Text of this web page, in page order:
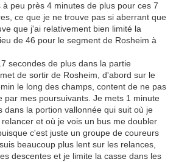
peu près 4 minutes de plus pour ces 7
ce que je ne trouve pas si aberrant que
que j'ai relativement bien limité la
de 46 pour le segment de Rosheim à
secondes de plus dans la partie
de sortir de Rosheim, d'abord sur le
le long des champs, content de ne pas
par mes poursuivants. Je mets 1 minute
dans la portion vallonnée qui suit où je
et où je vois un bus me doubler
c'est juste un groupe de coureurs
beaucoup plus lent sur les relances,
descentes et je limite la casse dans les